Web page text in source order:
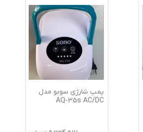
پمپ شارژی سوبو مدل
AQ-35s AC/DC